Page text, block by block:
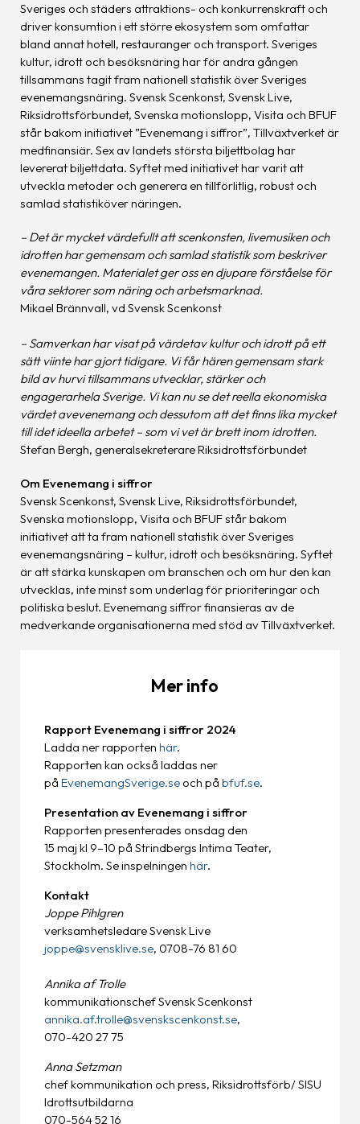
Sveriges och städers attraktions- och konkurrenskraft och
driver konsumtion i ett större ekosystem som omfattar
bland annat hotell, restauranger och transport. Sveriges
kultur, idrott och besöksnäring har för andra gången
tillsammans tagit fram nationell statistik över Sveriges
evenemangsnäring. Svensk Scenkonst, Svensk Live,
Riksidrottsförbundet, Svenska motionslopp, Visita och BFUF
står bakom initiativet ”Evenemang i siffror”, Tillväxtverket är
medfinansiär. Sex av landets största biljettbolag har
levererat biljettdata. Syftet med initiativet har varit att
utveckla metoder och generera en tillförlitlig, robust och
samlad statistiköver näringen.
– Det är mycket värdefullt att scenkonsten, livemusiken och
idrotten har gemensam och samlad statistik som beskriver
evenemangen. Materialet ger oss en djupare förståelse för
våra sektorer som näring och arbetsmarknad.
Mikael Brännvall, vd Svensk Scenkonst
– Samverkan har visat på värdetav kultur och idrott på ett
sätt viinte har gjort tidigare. Vi får hären gemensam stark
bild av hurvi tillsammans utvecklar, stärker och
engagerarhela Sverige. Vi kan nu se det reella ekonomiska
värdet avevenemang och dessutom att det finns lika mycket
till idet ideella arbetet – som vi vet är brett inom idrotten.
Stefan Bergh, generalsekreterare Riksidrottsförbundet
Om Evenemang i siffror
Svensk Scenkonst, Svensk Live, Riksidrottsförbundet,
Svenska motionslopp, Visita och BFUF står bakom
initiativet att ta fram nationell statistik över Sveriges
evenemangsnäring – kultur, idrott och besöksnäring. Syftet
är att stärka kunskapen om branschen och om hur den kan
utvecklas, inte minst som underlag för prioriteringar och
politiska beslut. Evenemang siffror finansieras av de
medverkande organisationerna med stöd av Tillväxtverket.
Mer info
Rapport Evenemang i siffror 2024
Ladda ner rapporten här.
Rapporten kan också laddas ner
på EvenemangSverige.seoch på bfuf.se.
Presentation av Evenemang i siffror
Rapporten presenterades onsdag den
15 maj kl 9–10 på Strindbergs Intima Teater,
Stockholm. Se inspelningen här.
Kontakt
Joppe Pihlgren
verksamhetsledare Svensk Live
joppe@svensklive.se, 0708-76 81 60
Annika af Trolle
kommunikationschef Svensk Scenkonst
annika.af.trolle@svenskscenkonst.se,
070-420 27 75
Anna Setzman
chef kommunikation och press, Riksidrottsförb/ SISU
Idrottsutbildarna
070-564 52 16